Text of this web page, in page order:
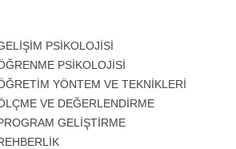
PSİKOLOJİSİ
PSİKOLOJİSİ
YÖNTEM VE TEKNİKLERİ
VE DEĞERLENDİRME
GELİŞTİRME